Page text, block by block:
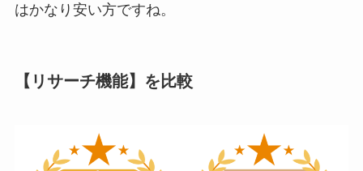
はかなり安い方ですね。
【リサーチ機能】を比較